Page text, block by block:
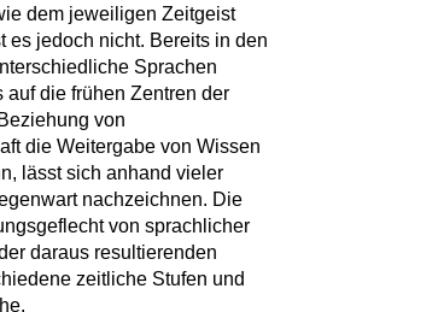
dem jeweiligen Zeitgeist
es jedoch nicht. Bereits in den
Sprachen
die frühen Zentren der
von
die Weitergabe von Wissen
lässt sich anhand vieler
nachzeichnen. Die
von sprachlicher
daraus resultierenden
zeitliche Stufen und